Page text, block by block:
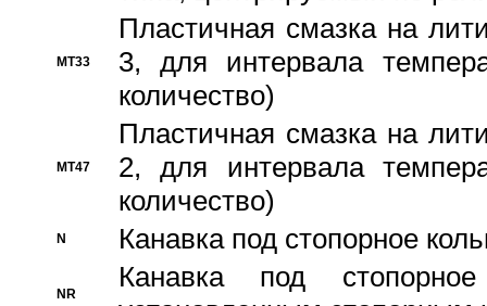
MT33
Пластичная смазка на
3, для интервала
количество)
MT47
Пластичная смазка на
2, для интервала
количество)
N Канавка под стопорное
NR
Канавка под